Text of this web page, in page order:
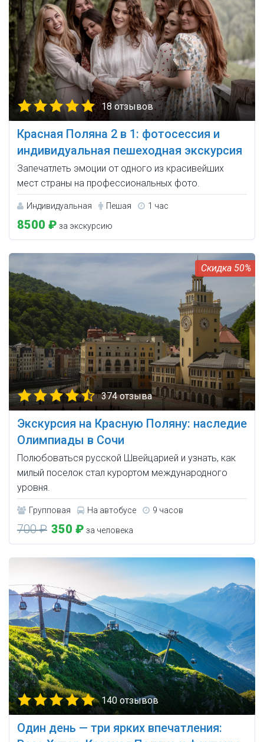
18 отзывов
Красная Поляна 2 в 1: фотосессия и
индивидуальная пешеходная экскурсия
Запечатлеть эмоции от одного из красивейших
мест страны на профессиональных фото.
Индивидуальная Пешая 1 час
8500 ₽ за экскурсию
50%
374 отзыва
Экскурсия на Красную Поляну: наследие
Олимпиады в Сочи
Полюбоваться русской Швейцарией и узнать, как
милый поселок стал курортом международного
уровня.
Групповая На автобусе 9 часов
700 ₽ 350 ₽ за человека
140 отзывов
Один день — три ярких впечатления: